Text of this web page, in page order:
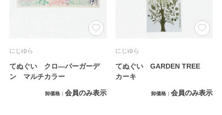
にじゆら
てぬぐい クロ―バーガーデ
ン マルチカラー
卸価格 会員のみ表示
にじゆら
てぬぐい GARDEN TREE
カーキ
卸価格 会員のみ表示